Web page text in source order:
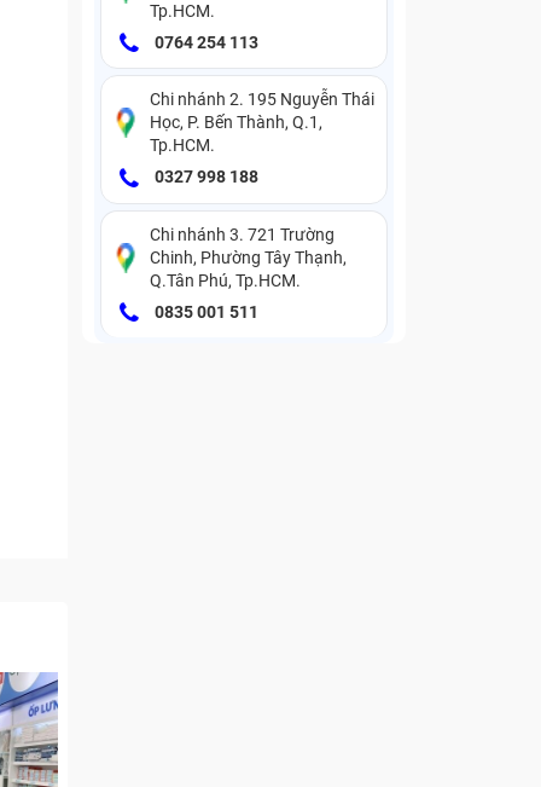
Tp.HCM.
0764 254 113
Chi nhánh 2. 195 Nguyễn Thái
Học, P. Bến Thành, Q.1,
Tp.HCM.
0327 998 188
Chi nhánh 3. 721 Trường
Chinh, Phường Tây Thạnh,
Q.Tân Phú, Tp.HCM.
0835 001 511